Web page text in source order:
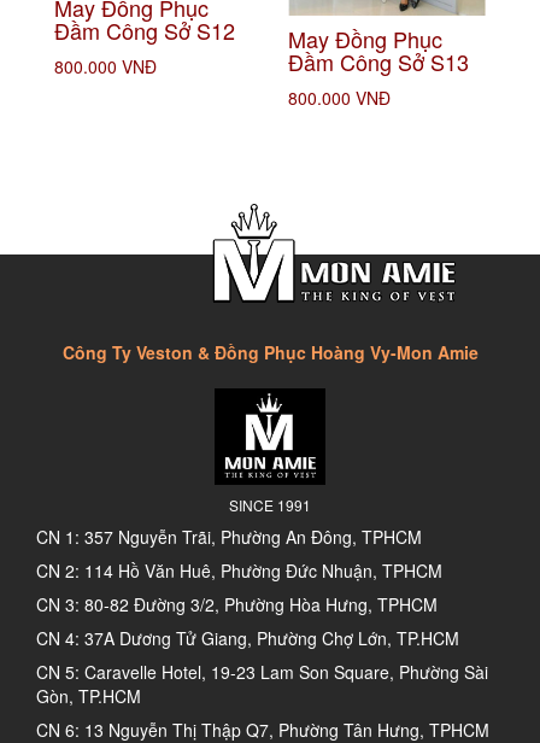
May Đồng Phục
Đầm Công Sở S12
800.000 VNĐ
May Đồng Phục
Đầm Công Sở S13
800.000 VNĐ
Công Ty Veston & Đồng Phục Hoàng Vy-Mon Amie
SINCE 1991
CN 1: 357 Nguyễn Trãi, Phường An Đông, TPHCM
CN 2: 114 Hồ Văn Huê, Phường Đức Nhuận, TPHCM
CN 3: 80-82 Đường 3/2, Phường Hòa Hưng, TPHCM
CN 4: 37A Dương Tử Giang, Phường Chợ Lớn, TP.HCM
CN 5: Caravelle Hotel, 19-23 Lam Son Square, Phường Sài
Gòn, TP.HCM
CN 6: 13 Nguyễn Thị Thập Q7, Phường Tân Hưng, TPHCM